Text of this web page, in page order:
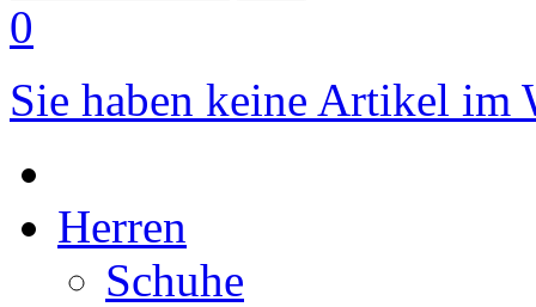
0
Sie haben keine Artikel im
Herren
Schuhe